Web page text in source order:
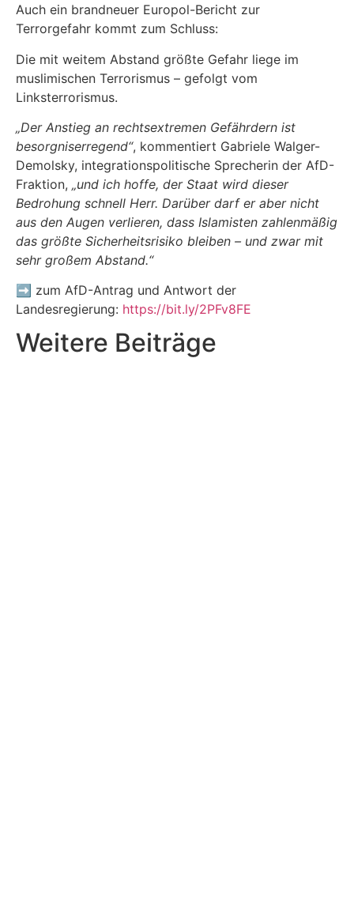
Auch ein brandneuer Europol-Bericht zur
Terrorgefahr kommt zum Schluss:
Die mit weitem Abstand größte Gefahr liege im
muslimischen Terrorismus – gefolgt vom
Linksterrorismus.
„Der Anstieg an rechtsextremen Gefährdern ist
besorgniserregend“, kommentiert Gabriele Walger-
Demolsky, integrationspolitische Sprecherin der AfD-
Fraktion, „und ich hoffe, der Staat wird dieser
Bedrohung schnell Herr. Darüber darf er aber nicht
aus den Augen verlieren, dass Islamisten zahlenmäßig
das größte Sicherheitsrisiko bleiben – und zwar mit
sehr großem Abstand.“
➡️ zum AfD-Antrag und Antwort der
Landesregierung: https://bit.ly/2PFv8FE
Weitere Beiträge